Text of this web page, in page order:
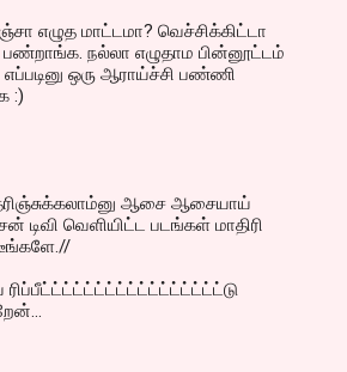
எழுத மாட்டமா? வெச்சிக்கிட்டா
நல்லா எழுதாம பின்னூட்டம்
ஒரு ஆராய்ச்சி பண்ணி
:)
ஆசை ஆசையாய்
டிவி வெளியிட்ட படங்கள் மாதிரி
ரிப்பீட்ட்ட்ட்ட்ட்ட்ட்ட்ட்ட்ட்ட்ட்ட்ட்ட்டு